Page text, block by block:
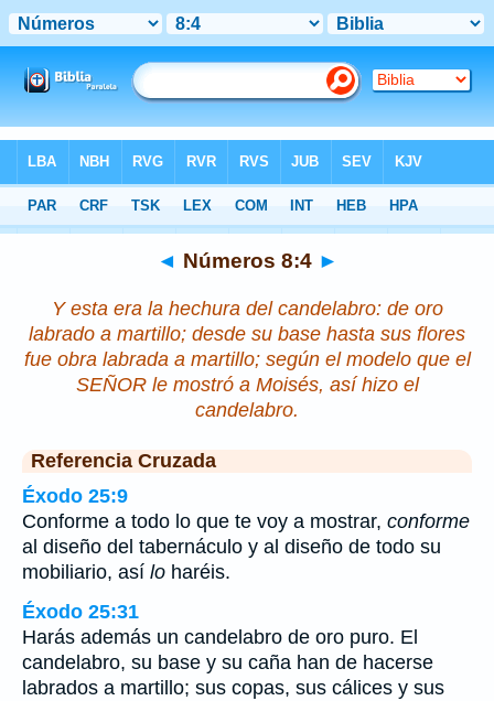
>Números Capítulo 8 > Verso 4
◄ Números 8:4 ►
Y esta era la hechura del candelabro: de oro
labrado a martillo; desde su base hasta sus flores
fue obra labrada a martillo; según el modelo que el
SEÑOR le mostró a Moisés, así hizo el
candelabro.
Referencia Cruzada
Éxodo 25:9
Conforme a todo lo que te voy a mostrar, conforme
al diseño del tabernáculo y al diseño de todo su
mobiliario, así lo haréis.
Éxodo 25:31
Harás además un candelabro de oro puro. El
candelabro, su base y su caña han de hacerse
labrados a martillo; sus copas, sus cálices y sus